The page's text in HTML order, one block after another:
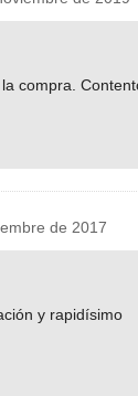
compra.
de 2017
y rapidísimo